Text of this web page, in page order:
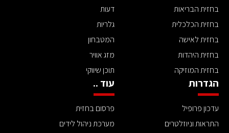
בחזית הבריאות
בחזית הכלכלית
בחזית לאישה
בחזית היהדות
בחזית המוזיקה
דעות
גלריות
המטבחון
מזג אוויר
תוכן שיווקי
הגדרות
עדכון פרופיל
התראות וניוזלטרים
עוד ..
פרסום בחזית
מערכת ניהול לידים